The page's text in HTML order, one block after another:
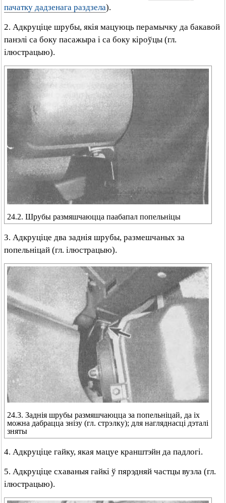
пачатку дадзенага раздзела).
2. Адкруціце шрубы, якія мацуюць перамычку да бакавой
панэлі са боку пасажыра і са боку кіроўцы (гл.
ілюстрацыю).
24.2. Шрубы размяшчаюцца паабапал попельніцы
3. Адкруціце два заднія шрубы, размешчаных за
попельніцай (гл. ілюстрацыю).
24.3. Заднія шрубы размяшчаюцца за попельніцай, да іх
можна дабрацца знізу (гл. стрэлку); для нагляднасці дэталі
зняты
4. Адкруціце гайку, якая мацуе кранштэйн да падлогі.
5. Адкруціце схаваныя гайкі ў пярэдняй частцы вузла (гл.
ілюстрацыю).